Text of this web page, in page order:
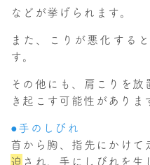
などが挙げられます。
また、こりが悪化する
す。
その他にも、肩こりを
き起こす可能性がありま
●手のしびれ
首から胸、指先にかけて
迫 され、手にしびれを生